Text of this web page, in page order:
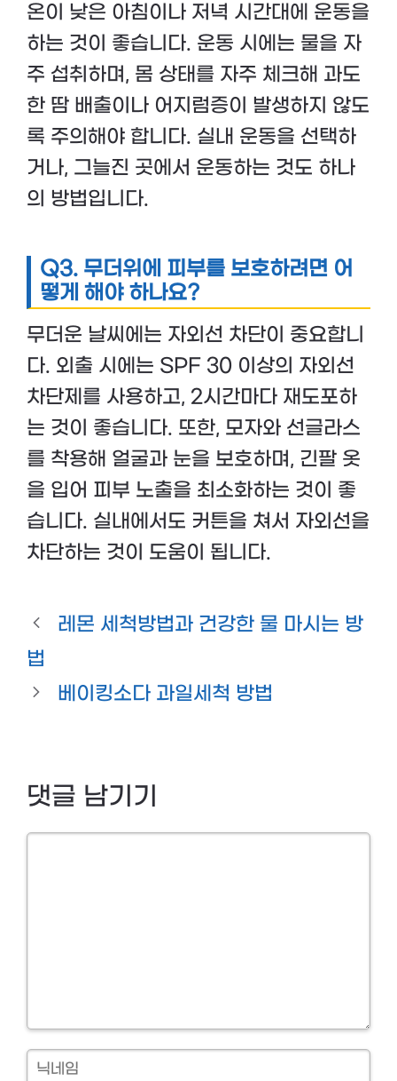
온이 낮은 아침이나 저녁 시간대에 운동을
하는 것이 좋습니다. 운동 시에는 물을 자
주 섭취하며, 몸 상태를 자주 체크해 과도
한 땀 배출이나 어지럼증이 발생하지 않도
록 주의해야 합니다. 실내 운동을 선택하
거나, 그늘진 곳에서 운동하는 것도 하나
의 방법입니다.
Q3. 무더위에 피부를 보호하려면 어
떻게 해야 하나요?
무더운 날씨에는 자외선 차단이 중요합니
다. 외출 시에는 SPF 30 이상의 자외선
차단제를 사용하고, 2시간마다 재도포하
는 것이 좋습니다. 또한, 모자와 선글라스
를 착용해 얼굴과 눈을 보호하며, 긴팔 옷
을 입어 피부 노출을 최소화하는 것이 좋
습니다. 실내에서도 커튼을 쳐서 자외선을
차단하는 것이 도움이 됩니다.
레몬 세척방법과 건강한 물 마시는 방
법
베이킹소다 과일세척 방법
댓글 남기기
닉